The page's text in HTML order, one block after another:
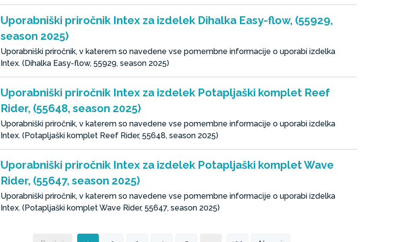
Uporabniški priročnik Intex za izdelek Dihalka Easy-flow, (55929,
season 2025)
Uporabniški priročnik, v katerem so navedene vse pomembne informacije o uporabi izdelka
Intex. (Dihalka Easy-flow, 55929, season 2025)
Uporabniški priročnik Intex za izdelek Potapljaški komplet Reef
Rider, (55648, season 2025)
Uporabniški priročnik, v katerem so navedene vse pomembne informacije o uporabi izdelka
Intex. (Potapljaški komplet Reef Rider, 55648, season 2025)
Uporabniški priročnik Intex za izdelek Potapljaški komplet Wave
Rider, (55647, season 2025)
Uporabniški priročnik, v katerem so navedene vse pomembne informacije o uporabi izdelka
Intex. (Potapljaški komplet Wave Rider, 55647, season 2025)